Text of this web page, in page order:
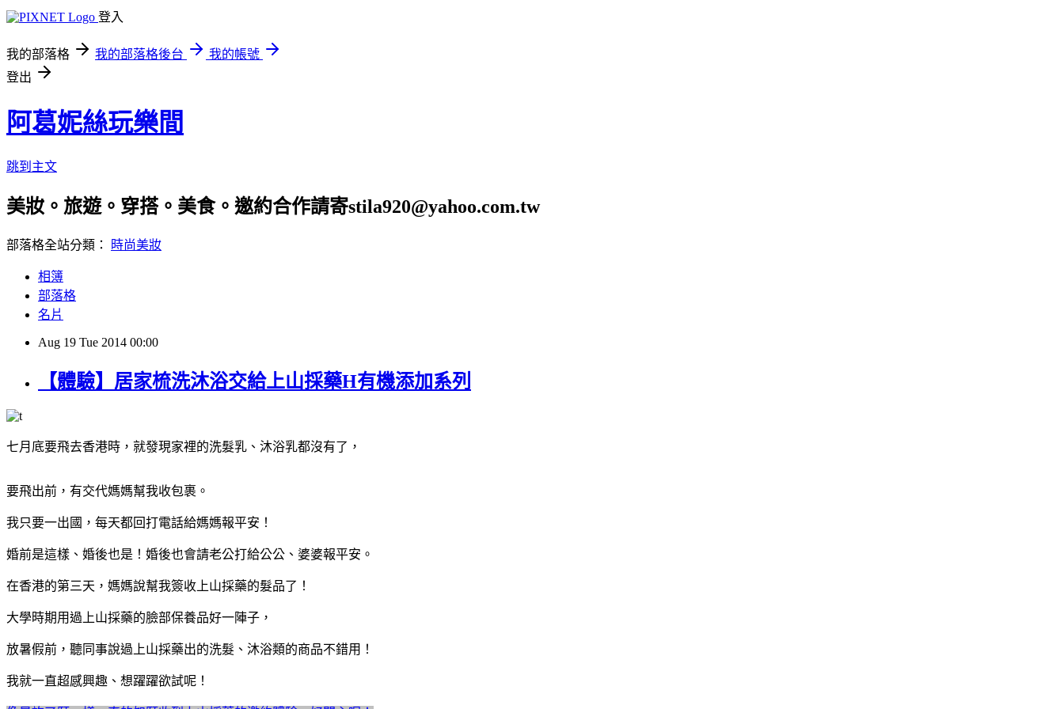
登入
我的部落格 我的部落格後台
我的帳號
登出
阿葛妮絲玩樂間
跳到主文
美妝。旅遊。穿搭。美食。邀約合作請寄stila920@yahoo.com.tw
部落格全站分類： 時尚美妝
相簿
部落格
名片
Aug 19 Tue 2014 00:00
【體驗】居家梳洗沐浴交給上山採藥H有機添加系列
七月底要飛去香港時，就發現家裡的洗髮乳、沐浴乳都沒有了，
要飛出前，有交代媽媽幫我收包裹。
我只要一出國，每天都回打電話給媽媽報平安！
婚前是這樣、婚後也是！婚後也會請老公打給公公、婆婆報平安。
在香港的第三天，媽媽說幫我簽收上山採藥的髮品了！
大學時期用過上山採藥的臉部保養品好一陣子，
放暑假前，聽同事說過上山採藥出的洗髮、沐浴類的商品不錯用！
我就一直超感興趣、想躍躍欲試呢！